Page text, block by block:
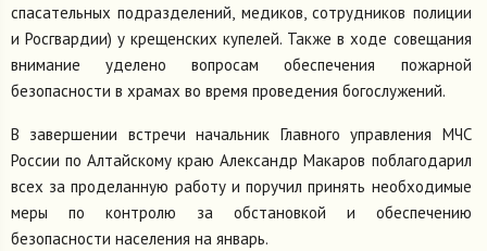
спасательных подразделений, медиков, сотрудников полиции
и Росгвардии) у крещенских купелей. Также в ходе совещания
внимание уделено вопросам обеспечения пожарной
безопасности в храмах во время проведения богослужений.
В завершении встречи начальник Главного управления МЧС
России по Алтайскому краю Александр Макаров поблагодарил
всех за проделанную работу и поручил принять необходимые
меры по контролю за обстановкой и обеспечению
безопасности населения на январь.